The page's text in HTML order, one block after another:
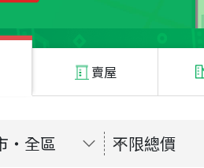
賣屋
・ 全區 不限總價